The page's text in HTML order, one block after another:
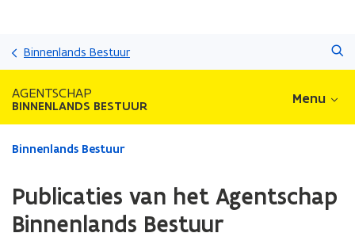
Binnenlands Bestuur
AGENTSCHAP
BINNENLANDS BESTUUR Menu
Gedaan
bevindt
zich
Binnenlands Bestuur
Publicaties van het Agentschap
Binnenlands Bestuur